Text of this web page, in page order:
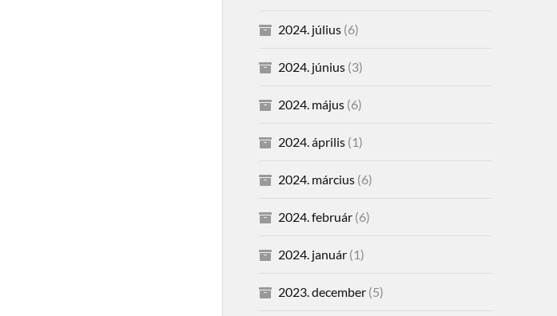
2024. július(6)
2024. június(3)
2024. május(6)
2024. április(1)
2024. március(6)
2024. február(6)
2024. január(1)
2023. december(5)